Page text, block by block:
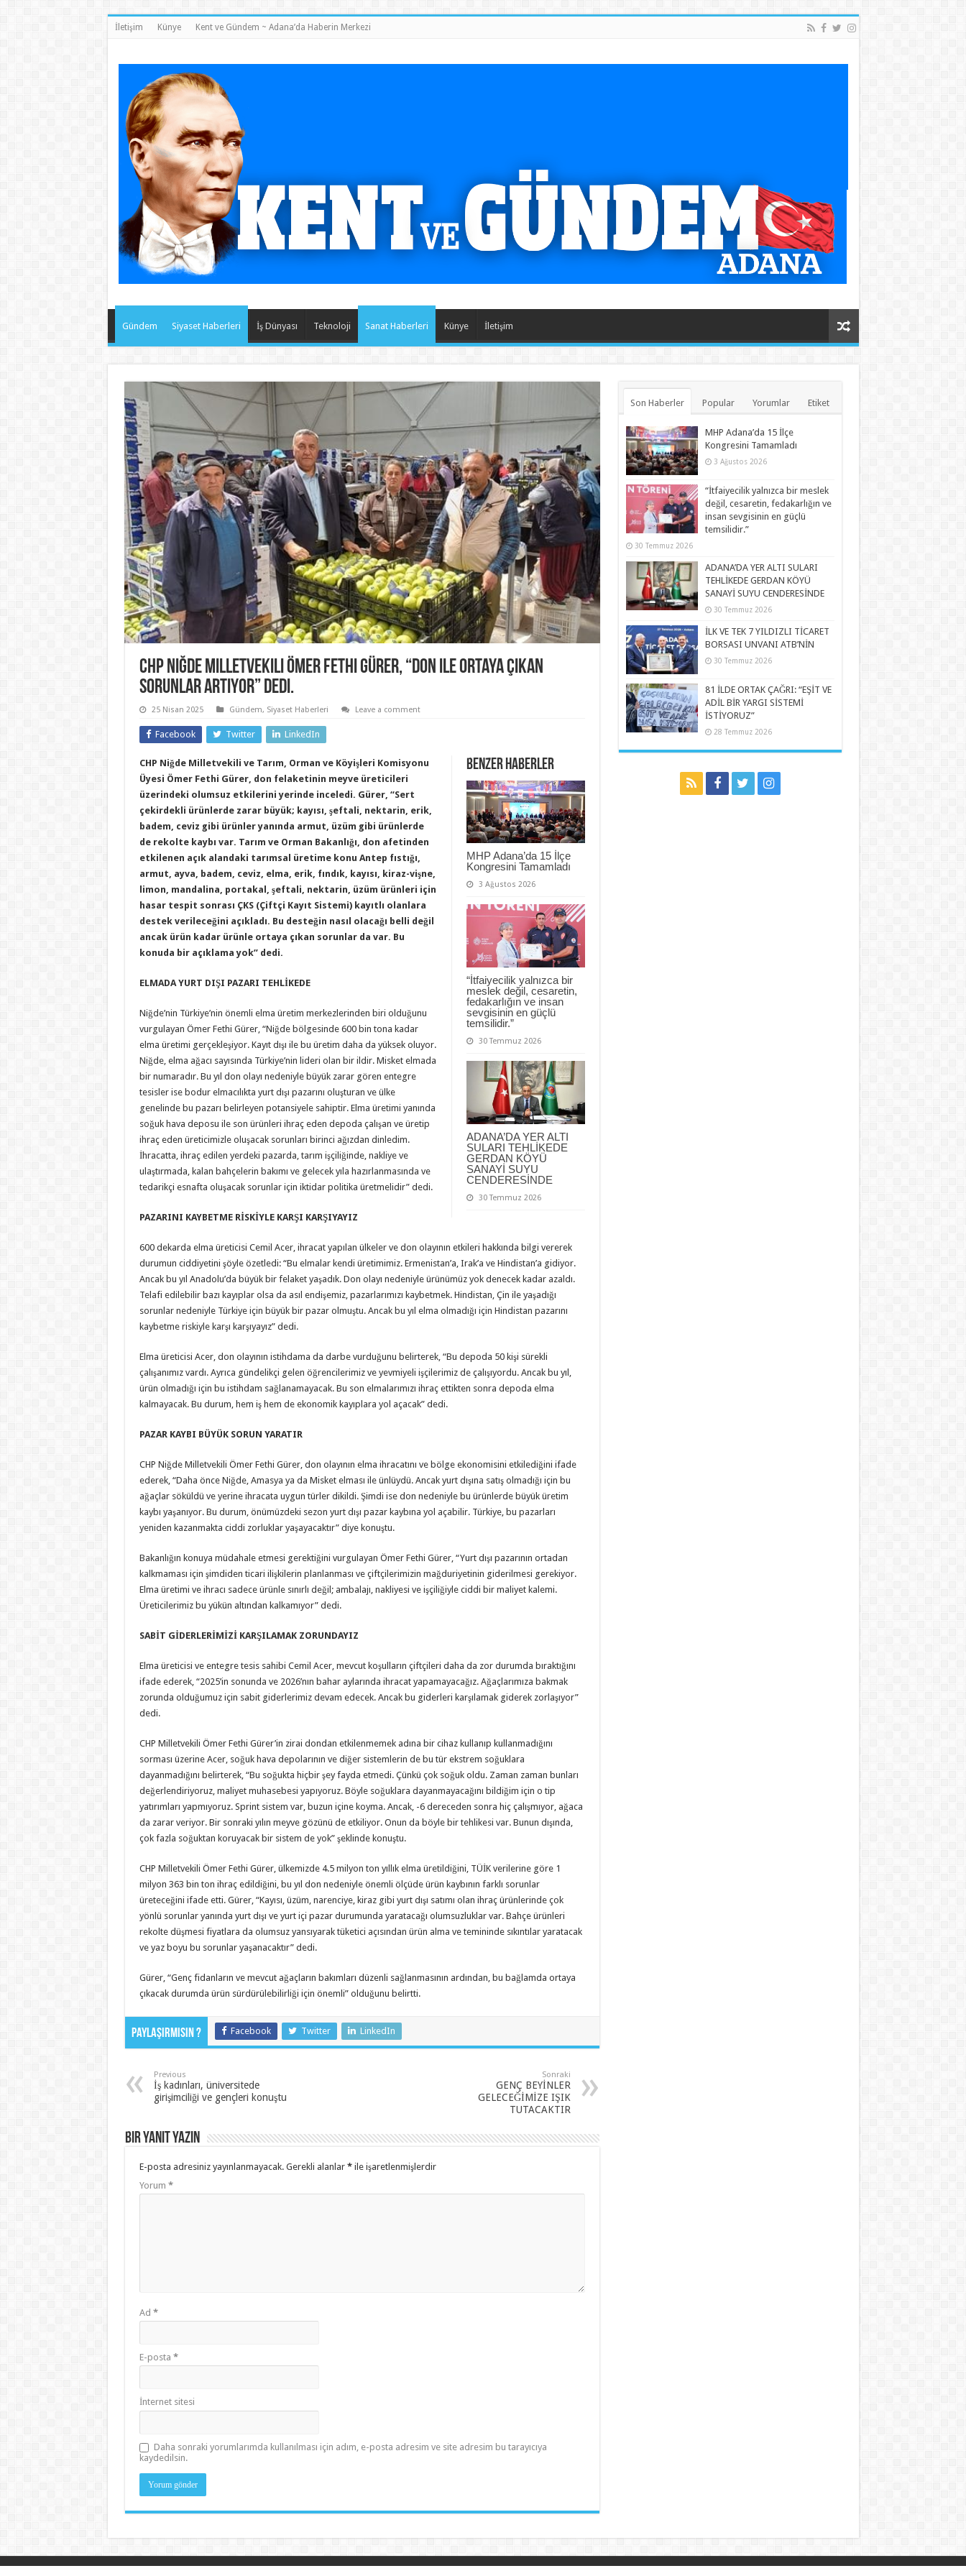
İletişim Künye Kent ve Gündem ~ Adana’da Haberin Merkezi
Gündem Siyaset Haberleri İş Dünyası Teknoloji Sanat Haberleri Künye İletişim
CHP Niğde Milletvekili Ömer Fethi Gürer, “Don ile ortaya çıkan
sorunlar artıyor” dedi.
25 Nisan 2025 Gündem, Siyaset Haberleri Leave a comment
Facebook Twitter LinkedIn
Benzer Haberler
MHP Adana’da 15 İlçe
Kongresini Tamamladı
3 Ağustos 2026
“İtfaiyecilik yalnızca bir
meslek değil, cesaretin,
fedakarlığın ve insan
sevgisinin en güçlü
temsilidir.”
30 Temmuz 2026
ADANA’DA YER ALTI
SULARI TEHLİKEDE
GERDAN KÖYÜ
SANAYİ SUYU
CENDERESİNDE
30 Temmuz 2026
CHP Niğde Milletvekili ve Tarım, Orman ve Köyişleri Komisyonu
Üyesi Ömer Fethi Gürer, don felaketinin meyve üreticileri
üzerindeki olumsuz etkilerini yerinde inceledi. Gürer, “Sert
çekirdekli ürünlerde zarar büyük; kayısı, şeftali, nektarin, erik,
badem, ceviz gibi ürünler yanında armut, üzüm gibi ürünlerde
de rekolte kaybı var. Tarım ve Orman Bakanlığı, don afetinden
etkilenen açık alandaki tarımsal üretime konu Antep fıstığı,
armut, ayva, badem, ceviz, elma, erik, fındık, kayısı, kiraz-vişne,
limon, mandalina, portakal, şeftali, nektarin, üzüm ürünleri için
hasar tespit sonrası ÇKS (Çiftçi Kayıt Sistemi) kayıtlı olanlara
destek verileceğini açıkladı. Bu desteğin nasıl olacağı belli değil
ancak ürün kadar ürünle ortaya çıkan sorunlar da var. Bu
konuda bir açıklama yok” dedi.
ELMADA YURT DIŞI PAZARI TEHLİKEDE
Niğde’nin Türkiye’nin önemli elma üretim merkezlerinden biri olduğunu
vurgulayan Ömer Fethi Gürer, “Niğde bölgesinde 600 bin tona kadar
elma üretimi gerçekleşiyor. Kayıt dışı ile bu üretim daha da yüksek oluyor.
Niğde, elma ağacı sayısında Türkiye’nin lideri olan bir ildir. Misket elmada
bir numaradır. Bu yıl don olayı nedeniyle büyük zarar gören entegre
tesisler ise bodur elmacılıkta yurt dışı pazarını oluşturan ve ülke
genelinde bu pazarı belirleyen potansiyele sahiptir. Elma üretimi yanında
soğuk hava deposu ile son ürünleri ihraç eden depoda çalışan ve üretip
ihraç eden üreticimizle oluşacak sorunları birinci ağızdan dinledim.
İhracatta, ihraç edilen yerdeki pazarda, tarım işçiliğinde, nakliye ve
ulaştırmada, kalan bahçelerin bakımı ve gelecek yıla hazırlanmasında ve
tedarikçi esnafta oluşacak sorunlar için iktidar politika üretmelidir” dedi.
PAZARINI KAYBETME RİSKİYLE KARŞI KARŞIYAYIZ
600 dekarda elma üreticisi Cemil Acer, ihracat yapılan ülkeler ve don olayının etkileri hakkında bilgi vererek
durumun ciddiyetini şöyle özetledi: “Bu elmalar kendi üretimimiz. Ermenistan’a, Irak’a ve Hindistan’a gidiyor.
Ancak bu yıl Anadolu’da büyük bir felaket yaşadık. Don olayı nedeniyle ürünümüz yok denecek kadar azaldı.
Telafi edilebilir bazı kayıplar olsa da asıl endişemiz, pazarlarımızı kaybetmek. Hindistan, Çin ile yaşadığı
sorunlar nedeniyle Türkiye için büyük bir pazar olmuştu. Ancak bu yıl elma olmadığı için Hindistan pazarını
kaybetme riskiyle karşı karşıyayız” dedi.
Elma üreticisi Acer, don olayının istihdama da darbe vurduğunu belirterek, “Bu depoda 50 kişi sürekli
çalışanımız vardı. Ayrıca gündelikçi gelen öğrencilerimiz ve yevmiyeli işçilerimiz de çalışıyordu. Ancak bu yıl,
ürün olmadığı için bu istihdam sağlanamayacak. Bu son elmalarımızı ihraç ettikten sonra depoda elma
kalmayacak. Bu durum, hem iş hem de ekonomik kayıplara yol açacak” dedi.
PAZAR KAYBI BÜYÜK SORUN YARATIR
CHP Niğde Milletvekili Ömer Fethi Gürer, don olayının elma ihracatını ve bölge ekonomisini etkilediğini ifade
ederek, “Daha önce Niğde, Amasya ya da Misket elması ile ünlüydü. Ancak yurt dışına satış olmadığı için bu
ağaçlar söküldü ve yerine ihracata uygun türler dikildi. Şimdi ise don nedeniyle bu ürünlerde büyük üretim
kaybı yaşanıyor. Bu durum, önümüzdeki sezon yurt dışı pazar kaybına yol açabilir. Türkiye, bu pazarları
yeniden kazanmakta ciddi zorluklar yaşayacaktır” diye konuştu.
Bakanlığın konuya müdahale etmesi gerektiğini vurgulayan Ömer Fethi Gürer, “Yurt dışı pazarının ortadan
kalkmaması için şimdiden ticari ilişkilerin planlanması ve çiftçilerimizin mağduriyetinin giderilmesi gerekiyor.
Elma üretimi ve ihracı sadece ürünle sınırlı değil; ambalajı, nakliyesi ve işçiliğiyle ciddi bir maliyet kalemi.
Üreticilerimiz bu yükün altından kalkamıyor” dedi.
SABİT GİDERLERİMİZİ KARŞILAMAK ZORUNDAYIZ
Elma üreticisi ve entegre tesis sahibi Cemil Acer, mevcut koşulların çiftçileri daha da zor durumda bıraktığını
ifade ederek, “2025’in sonunda ve 2026’nın bahar aylarında ihracat yapamayacağız. Ağaçlarımıza bakmak
zorunda olduğumuz için sabit giderlerimiz devam edecek. Ancak bu giderleri karşılamak giderek zorlaşıyor”
dedi.
CHP Milletvekili Ömer Fethi Gürer’in zirai dondan etkilenmemek adına bir cihaz kullanıp kullanmadığını
sorması üzerine Acer, soğuk hava depolarının ve diğer sistemlerin de bu tür ekstrem soğuklara
dayanmadığını belirterek, “Bu soğukta hiçbir şey fayda etmedi. Çünkü çok soğuk oldu. Zaman zaman bunları
değerlendiriyoruz, maliyet muhasebesi yapıyoruz. Böyle soğuklara dayanmayacağını bildiğim için o tip
yatırımları yapmıyoruz. Sprint sistem var, buzun içine koyma. Ancak, -6 dereceden sonra hiç çalışmıyor, ağaca
da zarar veriyor. Bir sonraki yılın meyve gözünü de etkiliyor. Onun da böyle bir tehlikesi var. Bunun dışında,
çok fazla soğuktan koruyacak bir sistem de yok” şeklinde konuştu.
CHP Milletvekili Ömer Fethi Gürer, ülkemizde 4.5 milyon ton yıllık elma üretildiğini, TÜİK verilerine göre 1
milyon 363 bin ton ihraç edildiğini, bu yıl don nedeniyle önemli ölçüde ürün kaybının farklı sorunlar
üreteceğini ifade etti. Gürer, “Kayısı, üzüm, narenciye, kiraz gibi yurt dışı satımı olan ihraç ürünlerinde çok
yönlü sorunlar yanında yurt dışı ve yurt içi pazar durumunda yaratacağı olumsuzluklar var. Bahçe ürünleri
rekolte düşmesi fiyatlara da olumsuz yansıyarak tüketici açısından ürün alma ve temininde sıkıntılar yaratacak
ve yaz boyu bu sorunlar yaşanacaktır” dedi.
Gürer, “Genç fidanların ve mevcut ağaçların bakımları düzenli sağlanmasının ardından, bu bağlamda ortaya
çıkacak durumda ürün sürdürülebilirliği için önemli” olduğunu belirtti.
Paylaşırmısın ? Facebook Twitter LinkedIn
Previous
İş kadınları, üniversitede
girişimciliği ve gençleri konuştu
Sonraki
GENÇ BEYİNLER
GELECEĞİMİZE IŞIK
TUTACAKTIR
Bir yanıt yazın
E-posta adresiniz yayınlanmayacak. Gerekli alanlar *ile işaretlenmişlerdir
Yorum *
Ad *
E-posta *
İnternet sitesi
Daha sonraki yorumlarımda kullanılması için adım, e-posta adresim ve site adresim bu tarayıcıya
kaydedilsin.
Son Haberler Popular Yorumlar Etiket
MHP Adana’da 15 İlçe
Kongresini Tamamladı
3 Ağustos 2026
“İtfaiyecilik yalnızca bir meslek
değil, cesaretin, fedakarlığın ve
insan sevgisinin en güçlü
temsilidir.”
30 Temmuz 2026
ADANA’DA YER ALTI SULARI
TEHLİKEDE GERDAN KÖYÜ
SANAYİ SUYU CENDERESİNDE
30 Temmuz 2026
İLK VE TEK 7 YILDIZLI TİCARET
BORSASI UNVANI ATB’NİN
30 Temmuz 2026
81 İLDE ORTAK ÇAĞRI: “EŞİT VE
ADİL BİR YARGI SİSTEMİ
İSTİYORUZ”
28 Temmuz 2026